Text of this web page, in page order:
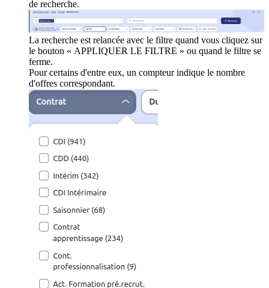
de recherche.
La recherche est relancée avec le filtre quand vous cliquez sur
le bouton « APPLIQUER LE FILTRE » ou quand le filtre se
ferme.
Pour certains d'entre eux, un compteur indique le nombre
d'offres correspondant.